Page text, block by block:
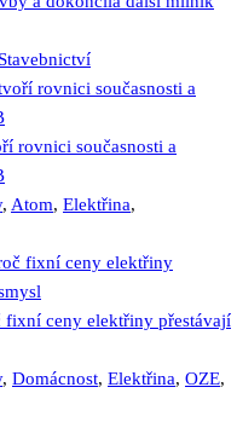
Stavebnictví
rovnici současnosti a
, Atom, Elektřina,
fixní ceny elektřiny přestávají
, Domácnost, Elektřina, OZE,